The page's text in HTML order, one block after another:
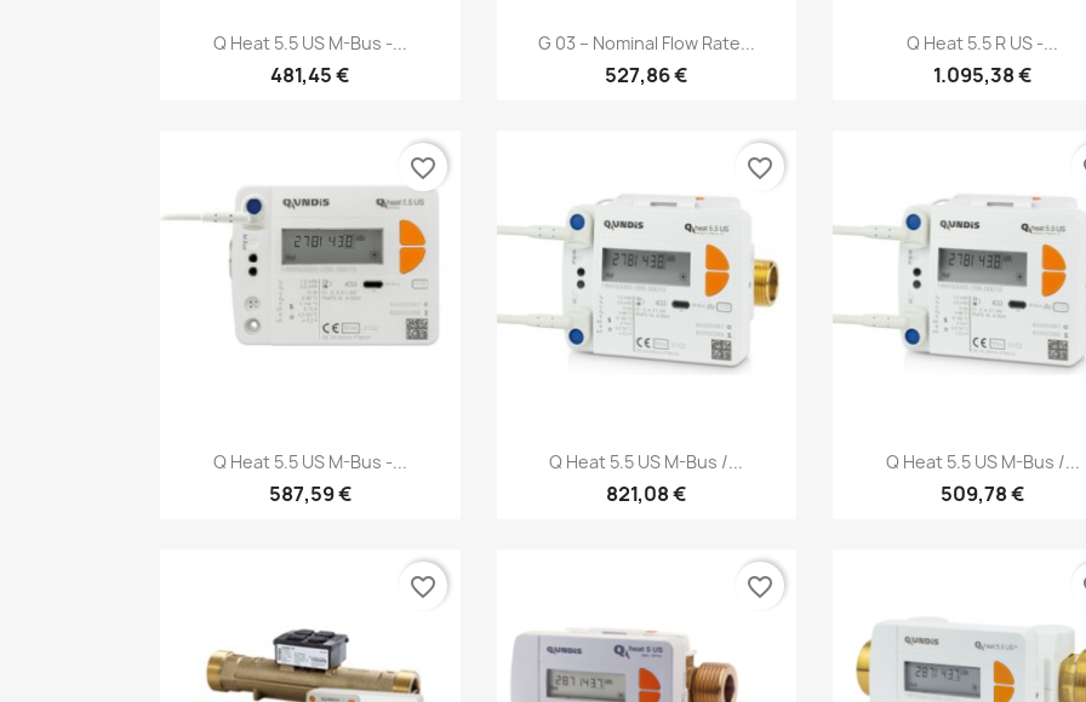
Anteprima
Q Heat 5.5 US M-Bus -...
481,45 €
Anteprima
G 03 – Nominal Flow Rate...
527,86 €
Anteprima
Q Heat 5.5 R US -...
1.095,38 €
Anteprima
Q Heat 5.5 US M-Bus -...
587,59 €
favorite_border
Anteprima
Q Heat 5.5 US M-Bus /...
821,08 €
favorite_border
Anteprima
Q Heat 5.5 US M-Bus /...
509,78 €
favorite_border favorite_border